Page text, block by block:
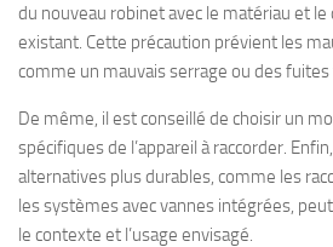
du nouveau robinet avec le matériau et
existant. Cette précaution prévient les
comme un mauvais serrage ou des
De même, il est conseillé de choisir un
spécifiques de l’appareil à raccorder.
alternatives plus durables, comme les
les systèmes avec vannes intégrées,
le contexte et l’usage envisagé.